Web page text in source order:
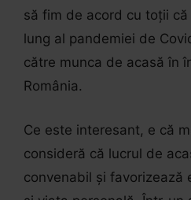
să fim de acord cu toții
lung al pandemiei de
către munca de acasă în
România.
Ce este interesant, e că
consideră că lucrul de
convenabil și favorizează